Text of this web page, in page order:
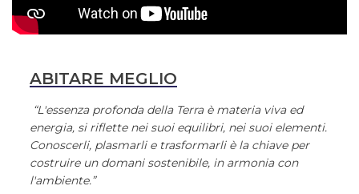
ABITARE MEGLIO
“L'essenza profonda della Terra è materia viva ed
energia, si riflette nei suoi equilibri, nei suoi elementi.
Conoscerli, plasmarli e trasformarli è la chiave per
costruire un domani sostenibile, in armonia con
l'ambiente.”